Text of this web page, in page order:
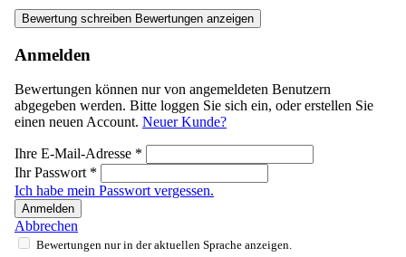
Bewertung schreiben Bewertungen anzeigen
Anmelden
Bewertungen können nur von angemeldeten Benutzern
abgegeben werden. Bitte loggen Sie sich ein, oder erstellen Sie
einen neuen Account. Neuer Kunde?
Ihre E-Mail-Adresse *
Ihr Passwort *
Ich habe mein Passwort vergessen.
Anmelden
Abbrechen
Bewertungen nur in der aktuellen Sprache anzeigen.